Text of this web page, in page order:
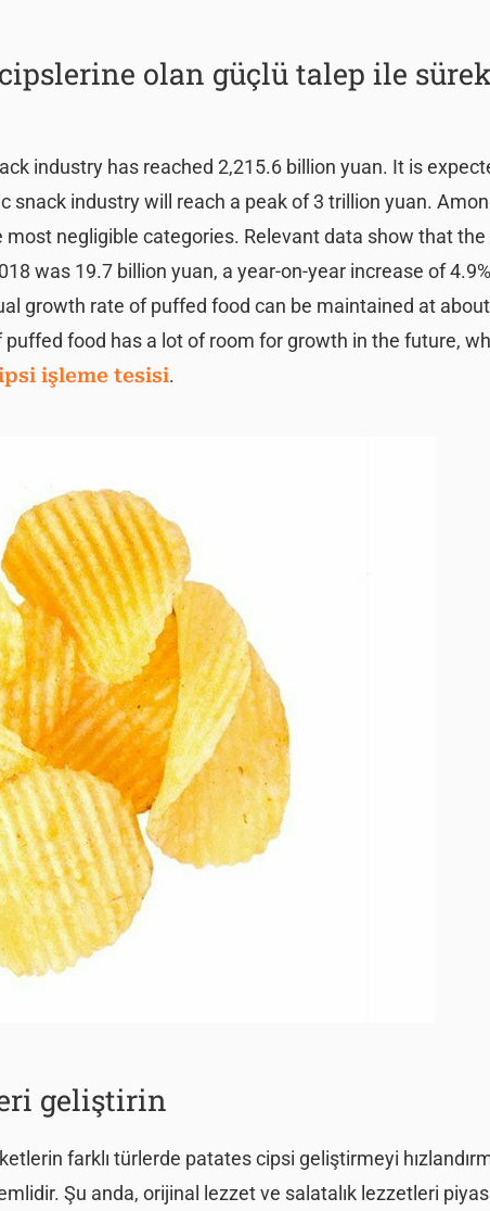
cipslerine olan güçlü talep ile
industry has reached 2,215.6 billion yuan. It is
snack industry will reach a peak of 3 trillion yuan.
negligible categories. Relevant data show that the
was 19.7 billion yuan, a year-on-year increase of
growth rate of puffed food can be maintained at
food has a lot of room for growth in the future,
işleme tesisi.
geliştirin
farklı türlerde patates cipsi geliştirmeyi
Şu anda, orijinal lezzet ve salatalık lezzetleri